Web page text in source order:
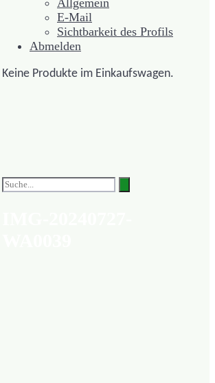
Allgemein
E-Mail
Sichtbarkeit des Profils
Abmelden
Keine Produkte im Einkaufswagen.